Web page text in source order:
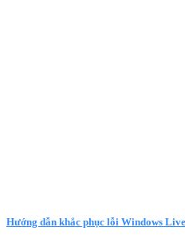
Hướng dẫn khắc phục lỗi Windows